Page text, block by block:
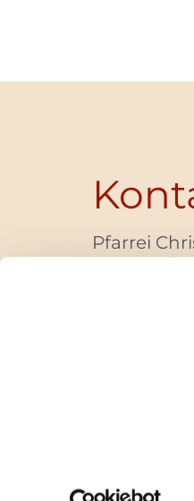
Pfarrei
+49 (0)30 /
IBAN DE62